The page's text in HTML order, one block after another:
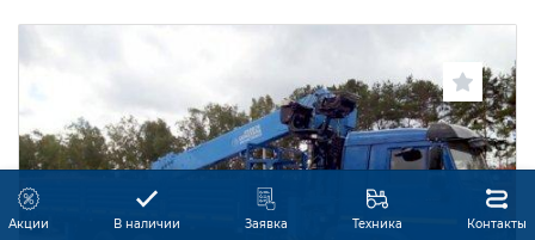
Акции В наличии Заявка Техника Контакты